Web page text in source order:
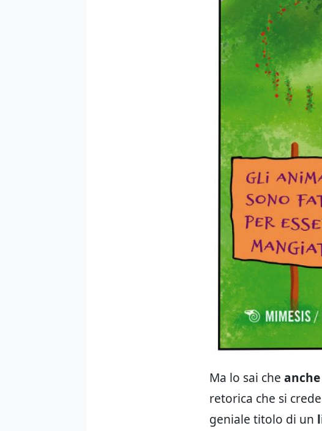
Ma lo sai che
retorica che si
geniale titolo di un